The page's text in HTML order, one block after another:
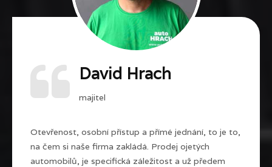
David Hrach
majitel
Otevřenost, osobní přístup a přímé jednání, to je to,
na čem si naše firma zakládá. Prodej ojetých
automobilů, je specifická záležitost a už předem